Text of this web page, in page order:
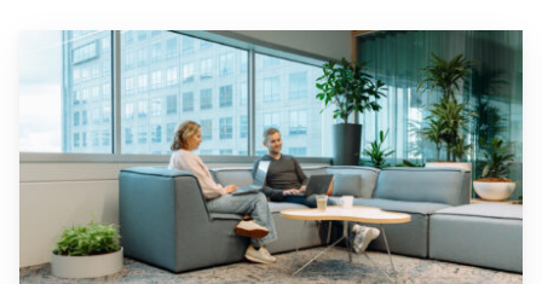
Ga naar “Waarom pensioen een financiële strategische